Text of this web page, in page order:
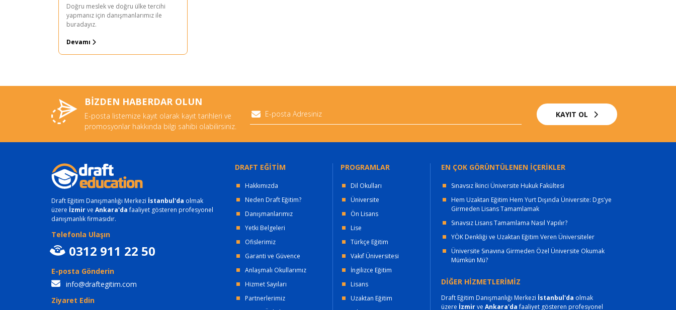
Doğru meslek ve doğru ülke tercihi
yapmanız için danışmanlarımız ile
buradayız.
Devamı
BİZDEN HABERDAR OLUN
E-posta listemize kayıt olarak kayıt tarihleri ve
promosyonlar hakkında bilgi sahibi olabilirsiniz.
KAYIT OL
Draft Eğitim Danışmanlığı Merkezi İstanbul'da olmak
üzere İzmirve Ankara'dafaaliyet gösteren profesyonel
danışmanlık firmasıdır.
Telefonla Ulaşın
0312 911 22 50
E-posta Gönderin
info@draftegitim.com
Ziyaret Edin
DRAFT EĞİTİM
Hakkımızda
Neden Draft Eğitim?
Danışmanlarımız
Yetki Belgeleri
Ofislerimiz
Garanti ve Güvence
Anlaşmalı Okullarımız
Hizmet Sayıları
Partnerlerimiz
PROGRAMLAR
Dil Okulları
Üniversite
Ön Lisans
Lise
Türkçe Eğitim
Vakıf Üniversitesi
İngilizce Eğitim
Lisans
Uzaktan Eğitim
EN ÇOK GÖRÜNTÜLENEN İÇERİKLER
Sınavsız İkinci Üniversite Hukuk Fakültesi
Hem Uzaktan Eğitim Hem Yurt Dışında Üniversite: Dgs'ye
Girmeden Lisans Tamamlamak
Sınavsız Lisans Tamamlama Nasıl Yapılır?
YÖK Denkliği ve Uzaktan Eğitim Veren Üniversiteler
Üniversite Sınavına Girmeden Özel Üniversite Okumak
Mümkün Mü?
DİĞER HİZMETLERİMİZ
Draft Eğitim Danışmanlığı Merkezi İstanbul'da olmak
üzere İzmirve Ankara'dafaaliyet gösteren profesyonel